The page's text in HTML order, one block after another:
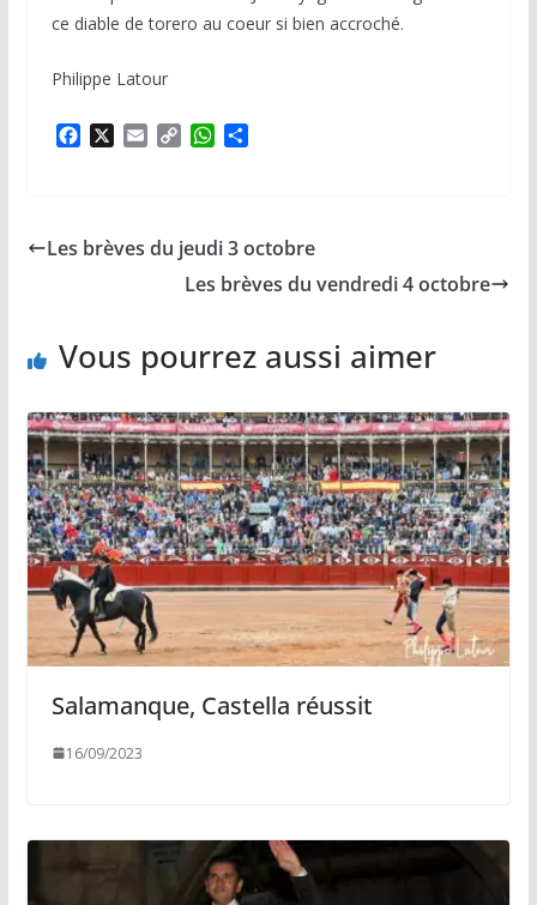
ce diable de torero au coeur si bien accroché.
Philippe Latour
o
i
n
W
A
p
g
e
Les brèves du jeudi 3 octobre
Les brèves du vendredi 4 octobre
Vous pourrez aussi aimer
Salamanque, Castella réussit
16/09/2023